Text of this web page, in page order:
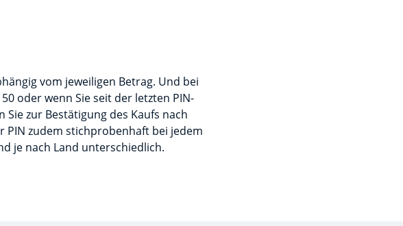
vom jeweiligen Betrag. Und bei
oder wenn Sie seit der letzten PIN-
zur Bestätigung des Kaufs nach
PIN zudem stichprobenhaft bei jedem
je nach Land unterschiedlich.